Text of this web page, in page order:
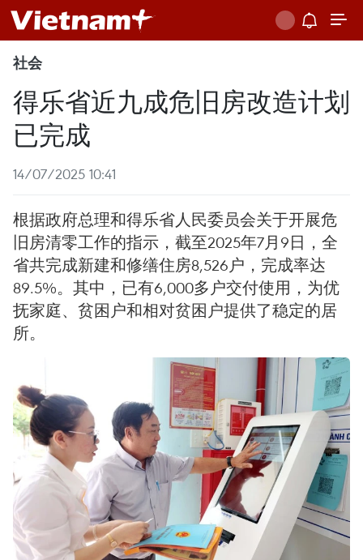
社会
得乐省近九成危旧房改造计划
已完成
14/07/2025 10:41
根据政府总理和得乐省人民委员会关于开展危
旧房清零工作的指示，截至2025年7月9日，全
省共完成新建和修缮住房8,526户，完成率达
89.5%。其中，已有6,000多户交付使用，为优
抚家庭、贫困户和相对贫困户提供了稳定的居
所。